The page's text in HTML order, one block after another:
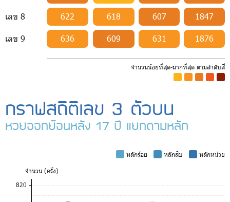
เลข 8 622 618 607 1847
เลข 9 636 609 631 1876
จำนวนน้อยที่สุด-มากที่สุด ตามลำดับสี
กราฟสถิติเลข 3 ตัวบน
หวยออกย้อนหลัง 17 ปี แยกตามหลัก
หลักร้อย หลักสิบ
หลักหน่วย
จำนวน (ครั้ง)
820